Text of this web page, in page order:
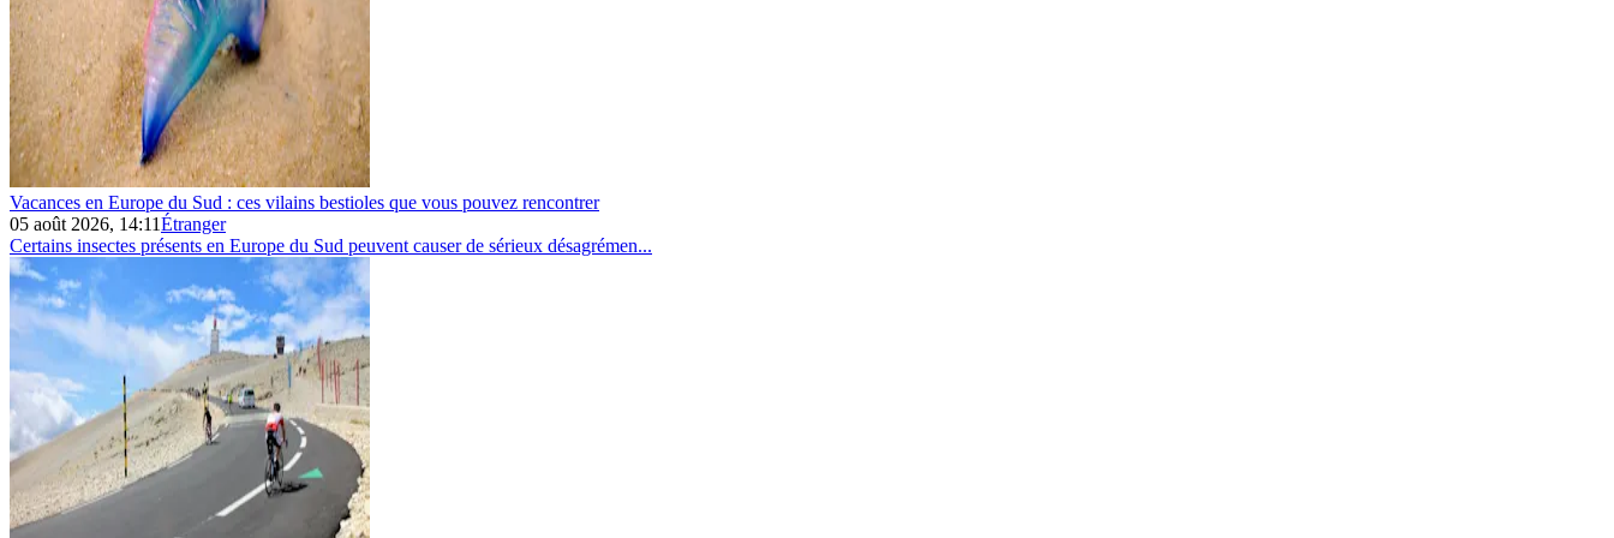
Vacances en Europe du Sud : ces vilains bestioles que vous pouvez rencontrer
05 août 2026, 14:11Étranger
Certains insectes présents en Europe du Sud peuvent causer de sérieux désagrémen...